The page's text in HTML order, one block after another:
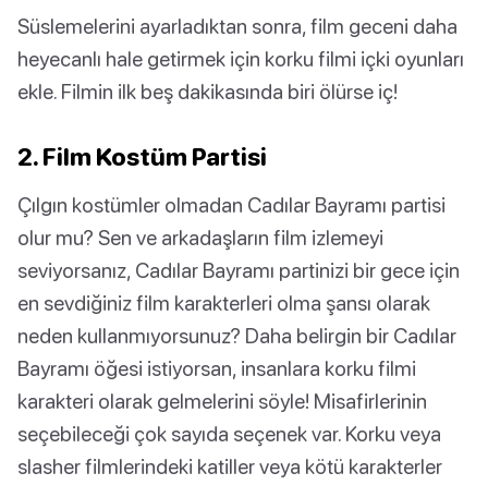
Süslemelerini ayarladıktan sonra, film geceni daha
heyecanlı hale getirmek için korku filmi içki oyunları
ekle. Filmin ilk beş dakikasında biri ölürse iç!
2. Film Kostüm Partisi
Çılgın kostümler olmadan Cadılar Bayramı partisi
olur mu? Sen ve arkadaşların film izlemeyi
seviyorsanız, Cadılar Bayramı partinizi bir gece için
en sevdiğiniz film karakterleri olma şansı olarak
neden kullanmıyorsunuz? Daha belirgin bir Cadılar
Bayramı öğesi istiyorsan, insanlara korku filmi
karakteri olarak gelmelerini söyle! Misafirlerinin
seçebileceği çok sayıda seçenek var. Korku veya
slasher filmlerindeki katiller veya kötü karakterler